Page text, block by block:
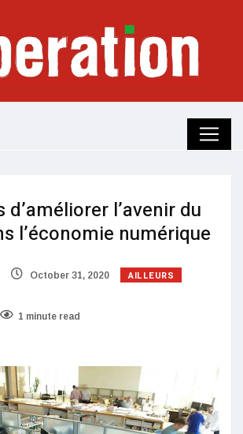
d’améliorer l’avenir du
l’économie numérique
October 31, 2020 AILLEURS
1 minute read